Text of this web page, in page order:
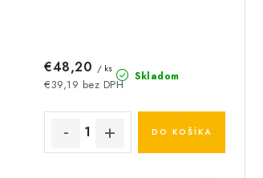
Skladom
€39,19 bez DPH
€48,20 / ks
DO KOŠÍKA